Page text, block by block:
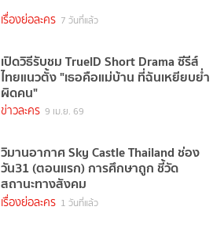
เรื่องย่อละคร 7 วันที่แล้ว
เปิดวิธีรับชม TrueID Short Drama ซีรีส์
ไทยแนวตั้ง "เธอคือแม่บ้าน ที่ฉันเหยียบย่ำ
ผิดคน"
ข่าวละคร 9 เม.ย. 69
วิมานอากาศ Sky Castle Thailand ช่อง
วัน31 (ตอนแรก) การศึกษาถูก ชี้วัด
สถานะทางสังคม
เรื่องย่อละคร 1 วันที่แล้ว